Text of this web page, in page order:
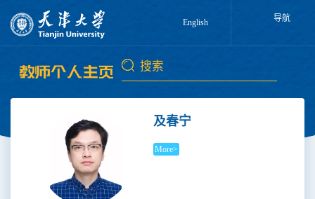
English 导航
及春宁
More>